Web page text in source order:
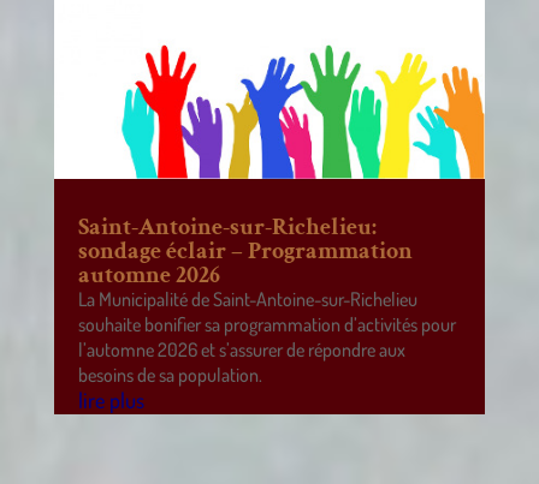
Saint-Antoine-sur-Richelieu:
sondage éclair – Programmation
automne 2026
La Municipalité de Saint-Antoine-sur-Richelieu
souhaite bonifier sa programmation d’activités pour
l’automne 2026 et s’assurer de répondre aux
besoins de sa population.
lire plus